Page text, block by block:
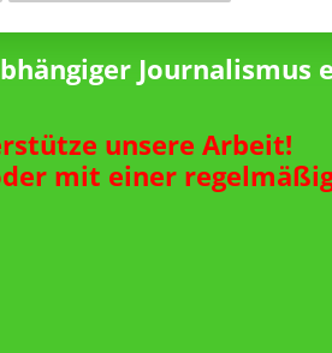
Journalismus
unsere Arbeit!
mit einer